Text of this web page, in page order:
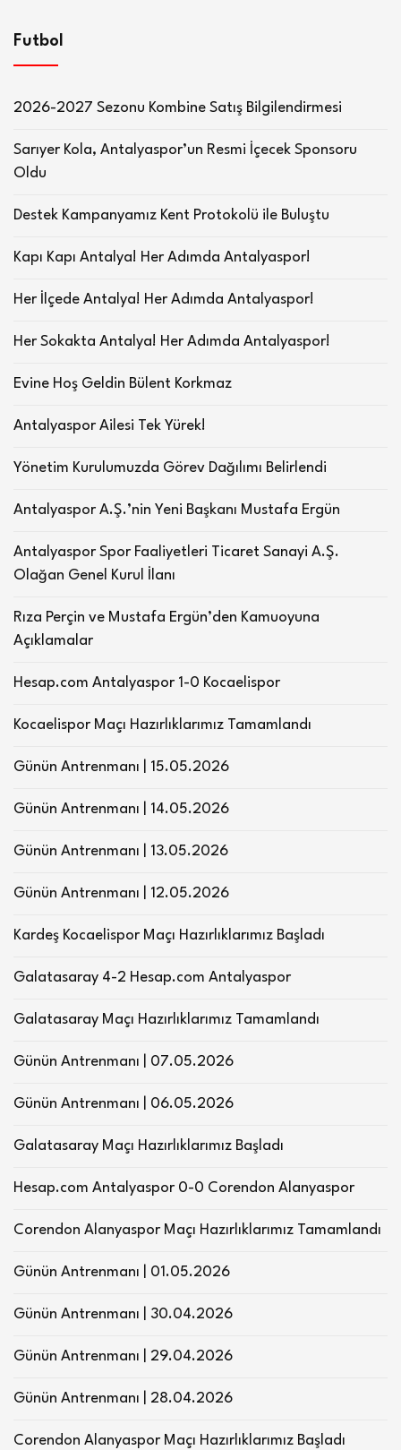
Futbol
2026-2027 Sezonu Kombine Satış Bilgilendirmesi
Sarıyer Kola, Antalyaspor’un Resmi İçecek Sponsoru
Oldu
Destek Kampanyamız Kent Protokolü ile Buluştu
Kapı Kapı Antalya! Her Adımda Antalyaspor!
Her İlçede Antalya! Her Adımda Antalyaspor!
Her Sokakta Antalya! Her Adımda Antalyaspor!
Evine Hoş Geldin Bülent Korkmaz
Antalyaspor Ailesi Tek Yürek!
Yönetim Kurulumuzda Görev Dağılımı Belirlendi
Antalyaspor A.Ş.’nin Yeni Başkanı Mustafa Ergün
Antalyaspor Spor Faaliyetleri Ticaret Sanayi A.Ş.
Olağan Genel Kurul İlanı
Rıza Perçin ve Mustafa Ergün’den Kamuoyuna
Açıklamalar
Hesap.com Antalyaspor 1-0 Kocaelispor
Kocaelispor Maçı Hazırlıklarımız Tamamlandı
Günün Antrenmanı | 15.05.2026
Günün Antrenmanı | 14.05.2026
Günün Antrenmanı | 13.05.2026
Günün Antrenmanı | 12.05.2026
Kardeş Kocaelispor Maçı Hazırlıklarımız Başladı
Galatasaray 4-2 Hesap.com Antalyaspor
Galatasaray Maçı Hazırlıklarımız Tamamlandı
Günün Antrenmanı | 07.05.2026
Günün Antrenmanı | 06.05.2026
Galatasaray Maçı Hazırlıklarımız Başladı
Hesap.com Antalyaspor 0-0 Corendon Alanyaspor
Corendon Alanyaspor Maçı Hazırlıklarımız Tamamlandı
Günün Antrenmanı | 01.05.2026
Günün Antrenmanı | 30.04.2026
Günün Antrenmanı | 29.04.2026
Günün Antrenmanı | 28.04.2026
Corendon Alanyaspor Maçı Hazırlıklarımız Başladı